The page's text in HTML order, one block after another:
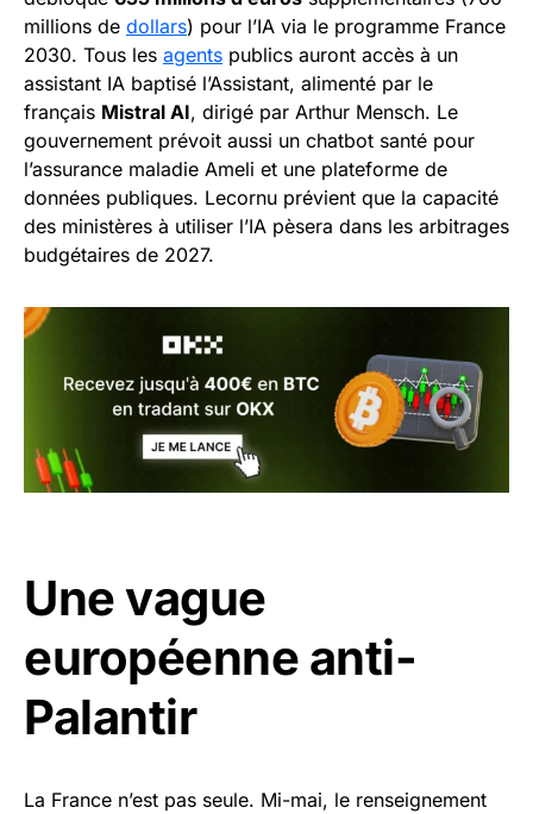
millions de dollars) pour l’IA via le programme France
2030. Tous les agents publics auront accès à un
assistant IA baptisé l’Assistant, alimenté par le
français Mistral AI, dirigé par Arthur Mensch. Le
gouvernement prévoit aussi un chatbot santé pour
l’assurance maladie Ameli et une plateforme de
données publiques. Lecornu prévient que la capacité
des ministères à utiliser l’IA pèsera dans les arbitrages
budgétaires de 2027.
Une vague
européenne anti-
Palantir
La France n’est pas seule. Mi-mai, le renseignement